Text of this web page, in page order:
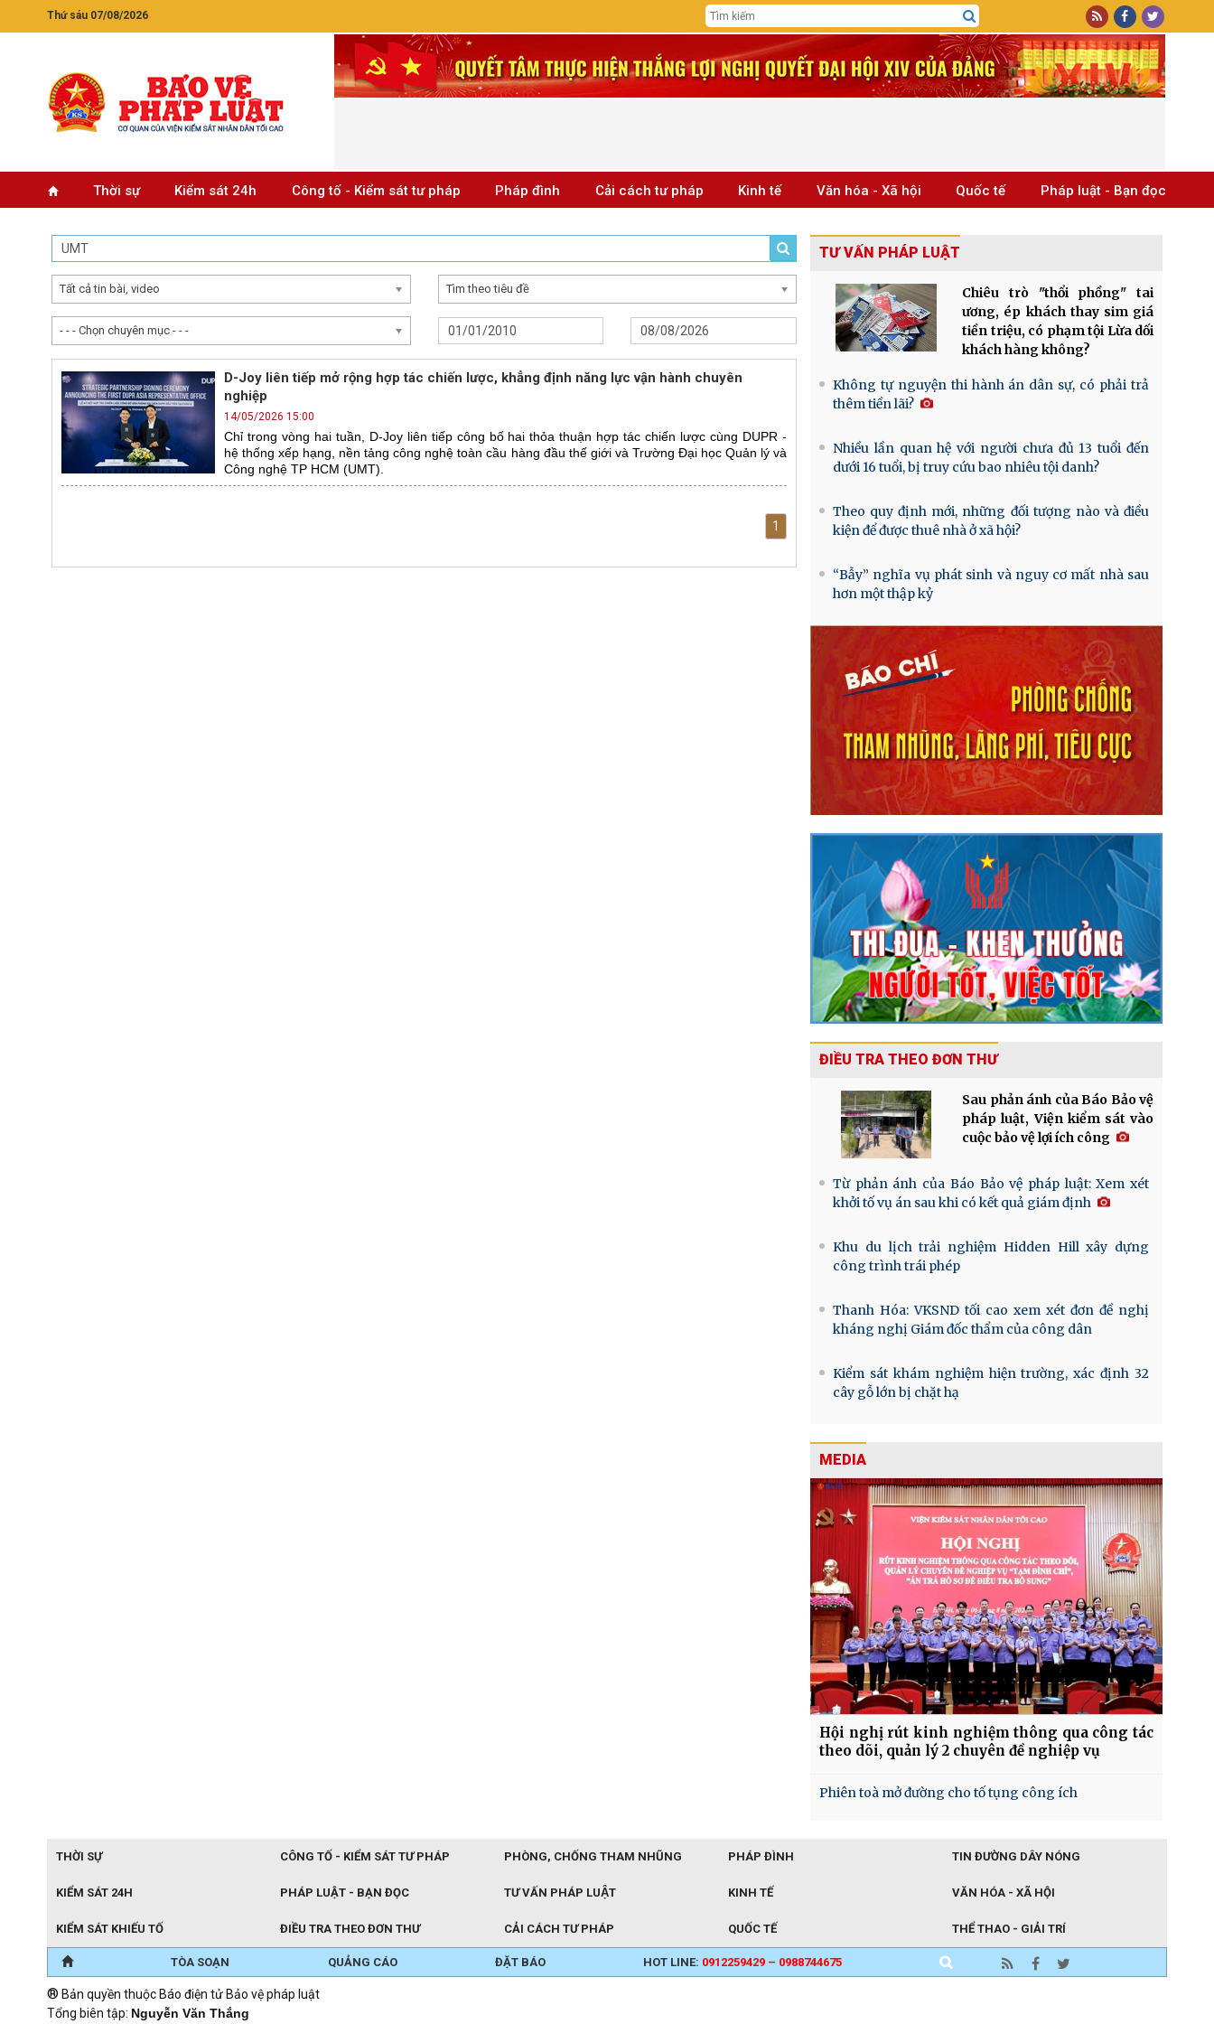
Thứ sáu 07/08/2026
Thời sự Kiểm sát 24h Công tố - Kiểm sát tư pháp Pháp đình Cải cách tư pháp Kinh tế Văn hóa - Xã hội Quốc tế Pháp luật - Bạn đọc
Tất cả tin bài, video Tìm theo tiêu đề
- - - Chọn chuyên mục - - -
D-Joy liên tiếp mở rộng hợp tác chiến lược, khẳng định năng lực vận hành chuyên
nghiệp
14/05/2026 15:00
Chỉ trong vòng hai tuần, D-Joy liên tiếp công bố hai thỏa thuận hợp tác chiến lược cùng DUPR -
hệ thống xếp hạng, nền tảng công nghệ toàn cầu hàng đầu thế giới và Trường Đại học Quản lý và
Công nghệ TP HCM (UMT).
1
TƯ VẤN PHÁP LUẬT
Chiêu trò "thổi phồng" tai
ương, ép khách thay sim giá
tiền triệu, có phạm tội Lừa dối
khách hàng không?
Không tự nguyện thi hành án dân sự, có phải trả
thêm tiền lãi?
Nhiều lần quan hệ với người chưa đủ 13 tuổi đến
dưới 16 tuổi, bị truy cứu bao nhiêu tội danh?
Theo quy định mới, những đối tượng nào và điều
kiện để được thuê nhà ở xã hội?
“Bẫy” nghĩa vụ phát sinh và nguy cơ mất nhà sau
hơn một thập kỷ
ĐIỀU TRA THEO ĐƠN THƯ
Sau phản ánh của Báo Bảo vệ
pháp luật, Viện kiểm sát vào
cuộc bảo vệ lợi ích công
Từ phản ánh của Báo Bảo vệ pháp luật: Xem xét
khởi tố vụ án sau khi có kết quả giám định
Khu du lịch trải nghiệm Hidden Hill xây dựng
công trình trái phép
Thanh Hóa: VKSND tối cao xem xét đơn đề nghị
kháng nghị Giám đốc thẩm của công dân
Kiểm sát khám nghiệm hiện trường, xác định 32
cây gỗ lớn bị chặt hạ
MEDIA
Hội nghị rút kinh nghiệm thông qua công tác
theo dõi, quản lý 2 chuyên đề nghiệp vụ
Phiên toà mở đường cho tố tụng công ích
THỜI SỰ CÔNG TỐ - KIỂM SÁT TƯ PHÁP PHÒNG, CHỐNG THAM NHŨNG PHÁP ĐÌNH TIN ĐƯỜNG DÂY NÓNG
KIỂM SÁT 24H PHÁP LUẬT - BẠN ĐỌC TƯ VẤN PHÁP LUẬT KINH TẾ VĂN HÓA - XÃ HỘI
KIỂM SÁT KHIẾU TỐ ĐIỀU TRA THEO ĐƠN THƯ CẢI CÁCH TƯ PHÁP QUỐC TẾ THỂ THAO - GIẢI TRÍ
TÒA SOẠN QUẢNG CÁO ĐẶT BÁO HOT LINE: 0912259429 – 0988744675
® Bản quyền thuộc Báo điện tử Bảo vệ pháp luật
Tổng biên tập: Nguyễn Văn Thắng